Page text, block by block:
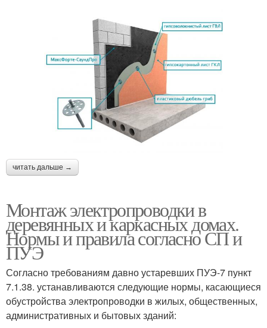
читать дальше →
Монтаж электропроводки в
деревянных и каркасных домах.
Нормы и правила согласно СП и
ПУЭ
Согласно требованиям давно устаревших ПУЭ-7 пункт
7.1.38. устанавливаются следующие нормы, касающиеся
обустройства электропроводки в жилых, общественных,
административных и бытовых зданий: